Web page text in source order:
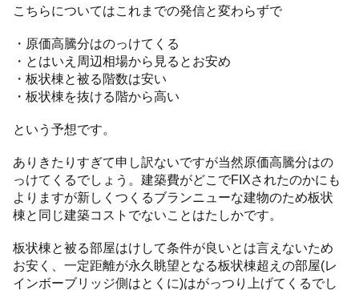
こちらについてはこれまでの発信と変わらずで
・原価高騰分はのっけてくる
・とはいえ周辺相場から見るとお安め
・板状棟と被る階数は安い
・板状棟を抜ける階から高い
という予想です。
ありきたりすぎて申し訳ないですが当然原価高騰分はの
っけてくるでしょう。建築費がどこでFIXされたのかにも
よりますが新しくつくるブランニューな建物のため板状
棟と同じ建築コストでないことはたしかです。
板状棟と被る部屋はけして条件が良いとは言えないため
お安く、一定距離が永久眺望となる板状棟超えの部屋(レ
インボーブリッジ側はとくに)はがっつり上げてくるでし